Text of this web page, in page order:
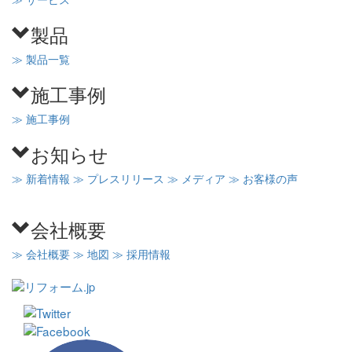
製品
≫ 製品一覧
施工事例
≫ 施工事例
お知らせ
≫ 新着情報 ≫ プレスリリース ≫ メディア ≫ お客様の声
会社概要
≫ 会社概要 ≫ 地図 ≫ 採用情報